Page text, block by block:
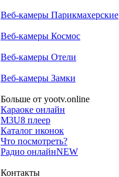
Веб-камеры Парикмахерские
Веб-камеры Космос
Веб-камеры Отели
Веб-камеры Замки
Больше от yootv.online
Караоке онлайн
M3U8 плеер
Каталог иконок
Что посмотреть?
Радио онлайнNEW
Контакты